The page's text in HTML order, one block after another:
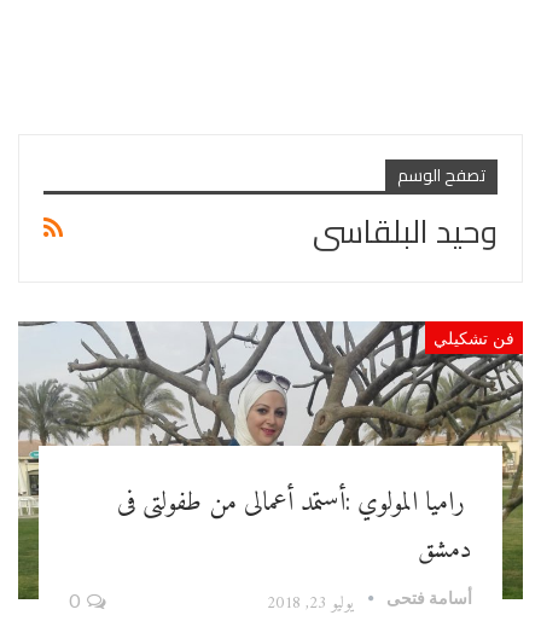
تصفح الوسم
وحيد البلقاسى
فن تشكيلي
راميا المولوي :أستمد أعمالى من طفولتى فى
دمشق
أسامة فتحى يوليو 23, 2018 0